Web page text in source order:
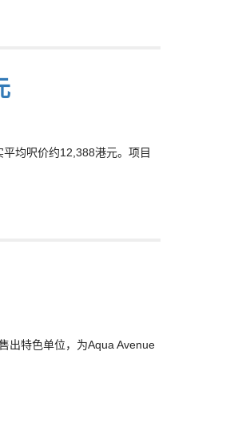
均呎价约12,388港元。项目
出特色单位，为Aqua Avenue